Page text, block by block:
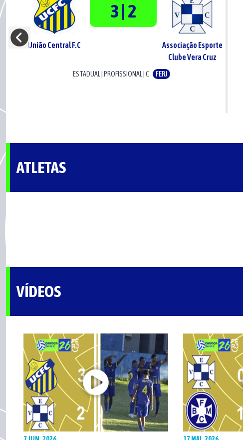
União Central F.C
3 | 2
Associação Esporte
Clube Vera Cruz
ESTADUAL PROFISSIONAL C FERJ
ATLETAS
VÍDEOS